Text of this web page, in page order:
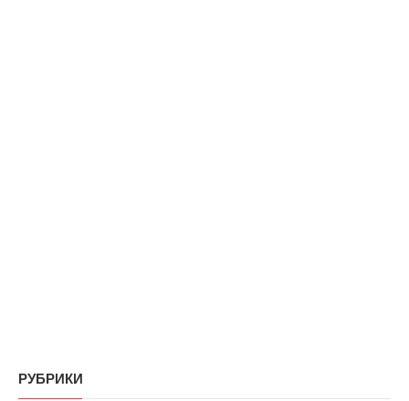
РУБРИКИ